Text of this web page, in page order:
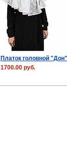
Платок головной
1700.00 руб.